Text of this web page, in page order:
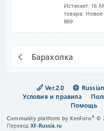
Истекает 16
товара Новое
869
Барахолка
Ver.2.0
Условия и правила
Помощь
Community platform by XenForo® ©
Перевод XF-Russia.ru